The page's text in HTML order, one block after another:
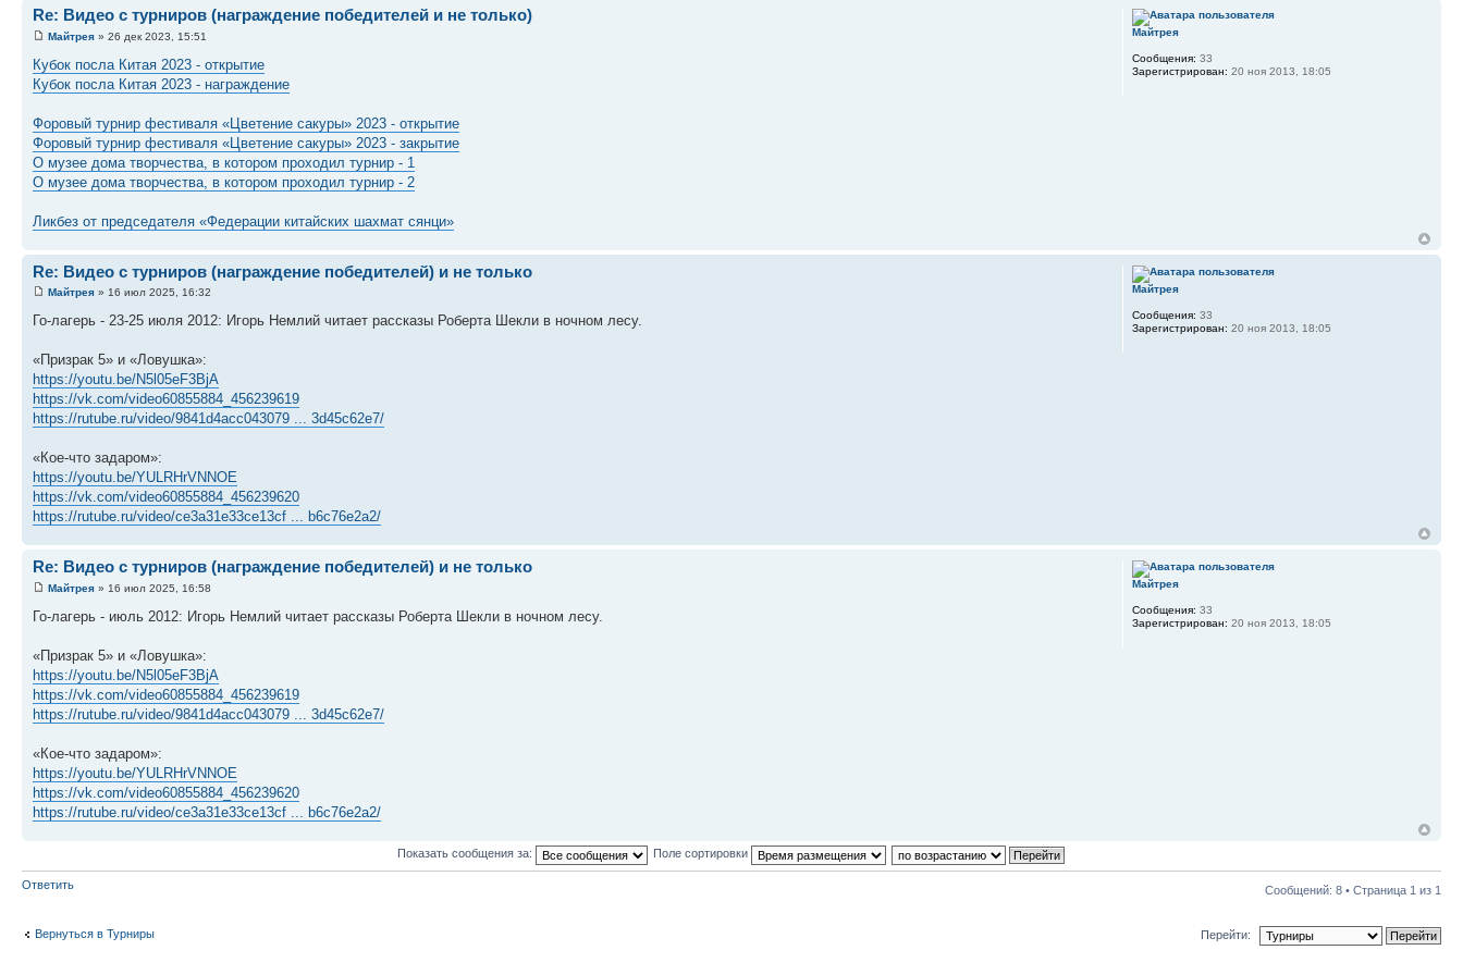
Re: Видео с турниров (награждение победителей и не только)
Майтрея » 26 дек 2023, 15:51
Кубок посла Китая 2023 - открытие
Кубок посла Китая 2023 - награждение
Форовый турнир фестиваля «Цветение сакуры» 2023 - открытие
Форовый турнир фестиваля «Цветение сакуры» 2023 - закрытие
О музее дома творчества, в котором проходил турнир - 1
О музее дома творчества, в котором проходил турнир - 2
Ликбез от председателя «Федерации китайских шахмат сянци»
Майтрея
Сообщения: 33
Зарегистрирован: 20 ноя 2013, 18:05
Re: Видео с турниров (награждение победителей) и не только
Майтрея » 16 июл 2025, 16:32
Го-лагерь - 23-25 июля 2012: Игорь Немлий читает рассказы Роберта Шекли в ночном лесу.
«Призрак 5» и «Ловушка»:
https://youtu.be/N5l05eF3BjA
https://vk.com/video60855884_456239619
https://rutube.ru/video/9841d4acc043079 ... 3d45c62e7/
«Кое-что задаром»:
https://youtu.be/YULRHrVNNOE
https://vk.com/video60855884_456239620
https://rutube.ru/video/ce3a31e33ce13cf ... b6c76e2a2/
Майтрея
Сообщения: 33
Зарегистрирован: 20 ноя 2013, 18:05
Re: Видео с турниров (награждение победителей) и не только
Майтрея » 16 июл 2025, 16:58
Го-лагерь - июль 2012: Игорь Немлий читает рассказы Роберта Шекли в ночном лесу.
«Призрак 5» и «Ловушка»:
https://youtu.be/N5l05eF3BjA
https://vk.com/video60855884_456239619
https://rutube.ru/video/9841d4acc043079 ... 3d45c62e7/
«Кое-что задаром»:
https://youtu.be/YULRHrVNNOE
https://vk.com/video60855884_456239620
https://rutube.ru/video/ce3a31e33ce13cf ... b6c76e2a2/
Майтрея
Сообщения: 33
Зарегистрирован: 20 ноя 2013, 18:05
Показать сообщения за: Поле сортировки
Ответить Сообщений: 8 • Страница 1 из 1
Вернуться в Турниры Перейти: